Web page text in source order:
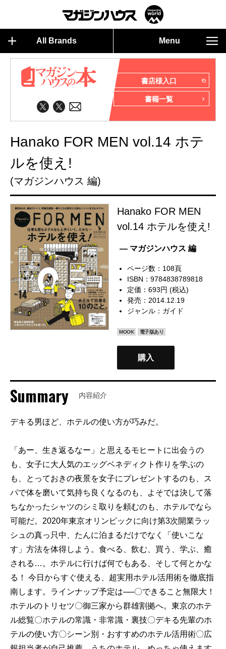
All Brands Menu
書店様入口
書籍一覧
Hanako FOR MEN vol.14 ホテ
ルを使え!
(マガジンハウス 編)
Hanako FOR MEN
vol.14 ホテルを使え!
— マガジンハウス 編
ページ数：108頁
ISBN：9784838789818
定価：693円 (税込)
発売：2014.12.19
ジャンル： ガイド
MOOK 電子版あり
購入
Summary 内容紹介
デキる男ほど、ホテルの使い方が巧みだ。
「あー、生き返るなー」と思えるモヒートに出会うの
も、女子に大人気のエッグベネディクト作りを学ぶの
も、とっておきの夜景を女子にプレゼントするのも、ス
パで体を磨いて気持ち良くなるのも、よそでは決して落
ちなかったシャツのシミ取りを頼むのも、ホテルでなら
可能だ。2020年東京オリンピックに向け第3次開業ラッ
シュの真っ只中、たんに泊まるだけでなく「使いこな
す」方法を体得しよう。食べる、飲む、買う、学ぶ、癒
される…。ホテルに行けば何でもある、そして何とかな
る！ 今日からすぐ使える、超実用ホテル活用術を徹底指
南します。ラインナップ予定は──〇できること無限大！
ホテルのトリセツ〇御三家から群雄割拠へ。東京のホテ
ル総覧〇ホテルの常識・非常識・裏技〇デキる先輩のホ
テルの使い方〇シーン別・おすすめのホテル活用術〇広